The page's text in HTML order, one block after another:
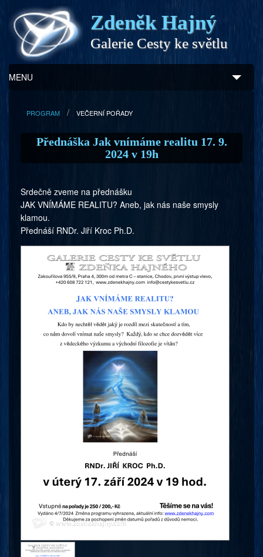
Zdeněk Hajný
Galerie Cesty ke světlu
MENU
Zdeněk Hajný
Program
Doprovodný prodej
Kontakty
PROGRAM VEČERNÍ POŘADY
Přednáška Jak vnímáme realitu 17. 9.
2024 v 19h
Srdečně zveme na přednášku
JAK VNÍMÁME REALITU? Aneb, jak nás naše smysly
klamou.
Přednáší RNDr. Jiří Kroc Ph.D.